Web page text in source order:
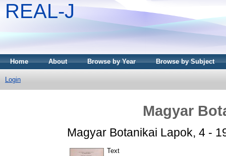
REAL-J
Home About Browse by Year Browse by Subject
Login
Magyar
Magyar Botanikai Lapok, 4 -
Text